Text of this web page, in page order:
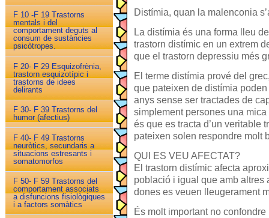
F 10 -F 19 Trastorns
mentals i del
comportament deguts al
consum de sustàncies
psicòtropes.
F 20- F 29 Esquizofrènia,
trastorn esquizotípic i
trastorns de idees
delirants
F 30- F 39 Trastorns del
humor (afectius)
F 40- F 49 Trastorns
neuròtics, secundaris a
situacions estresants i
somatomorfos
F 50- F 59 Trastorns del
comportament associats
a disfuncions fisiològiques
i a factors somàtics
Distímia, quan la malenconia
La distímia és una forma lleu
trastorn distímic en un extrem
que el trastorn depressiu més
El terme distímia prové del
que pateixen de distímia
anys sense ser tractades de
simplement persones una
és que es tracta d’un veritable
pateixen solen respondre molt
QUI ES VEU AFECTAT?
El trastorn distímic afecta
població i igual que amb altres
dones es veuen lleugerament
És molt important no